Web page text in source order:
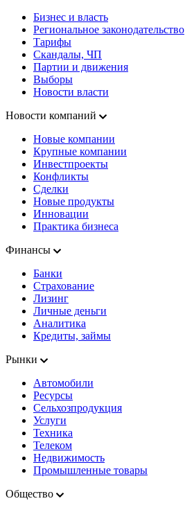
Бизнес и власть
Региональное законодательство
Тарифы
Скандалы, ЧП
Партии и движения
Выборы
Новости власти
Новости компаний
Новые компании
Крупные компании
Инвестпроекты
Конфликты
Сделки
Новые продукты
Инновации
Практика бизнеса
Финансы
Банки
Страхование
Лизинг
Личные деньги
Аналитика
Кредиты, займы
Рынки
Автомобили
Ресурсы
Сельхозпродукция
Услуги
Техника
Телеком
Недвижимость
Промышленные товары
Общество